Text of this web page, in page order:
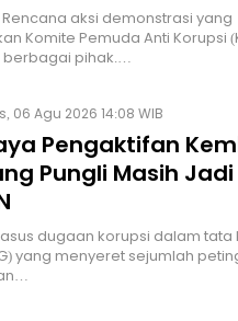
Rencana aksi demonstrasi yang
Komite Pemuda Anti Korupsi
berbagai pihak.…
06 Agu 2026 14:08 WIB
Pengaktifan
Pungli Masih Jadi
dugaan korupsi dalam
yang menyeret sejumlah